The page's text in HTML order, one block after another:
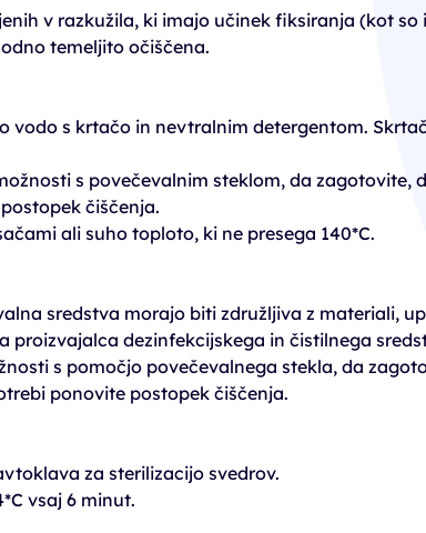
v razkužila, ki imajo učinek fiksiranja (kot so
temeljito očiščena.
vodo s krtačo in nevtralnim detergentom.
s povečevalnim steklom, da zagotovite,
čiščenja.
ali suho toploto, ki ne presega 140*C.
sredstva morajo biti združljiva z materiali,
proizvajalca dezinfekcijskega in čistilnega
s pomočjo povečevalnega stekla, da
ponovite postopek čiščenja.
za sterilizacijo svedrov.
vsaj 6 minut.